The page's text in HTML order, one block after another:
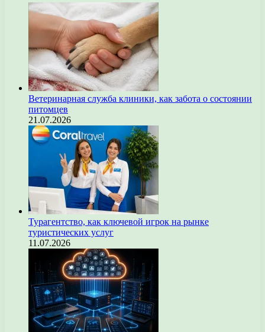
Ветеринарная служба клиники, как забота о состоянии
питомцев
21.07.2026
Турагентство, как ключевой игрок на рынке
туристических услуг
11.07.2026